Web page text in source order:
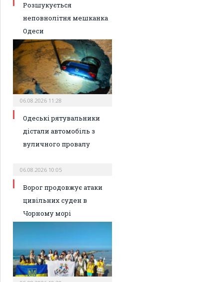
Розшукується
неповнолітня мешканка
Одеси
06.08.2026 11:28
Одеські рятувальники
дістали автомобіль з
вуличного провалу
06.08.2026 10:05
Ворог продовжує атаки
цивільних суден в
Чорному морі